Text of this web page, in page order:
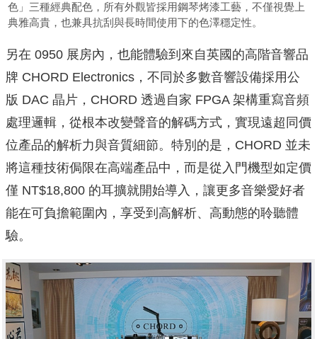
色」三種經典配色，所有外觀皆採用鋼琴烤漆工藝，不僅視覺上
典雅高貴，也兼具抗刮與長時間使用下的色澤穩定性。
另在 0950 展房內，也能體驗到來自英國的高階音響品
牌 CHORD Electronics，不同於多數音響設備採用公
版 DAC 晶片，CHORD 透過自家 FPGA 架構重寫音頻
處理邏輯，從根本改變聲音的解碼方式，實現遠超同價
位產品的解析力與音質細節。特別的是，CHORD 並未
將這種技術侷限在高端產品中，而是從入門機型如定價
僅 NT$18,800 的耳擴就開始導入，讓更多音樂愛好者
能在可負擔範圍內，享受到高解析、高動態的聆聽體
驗。